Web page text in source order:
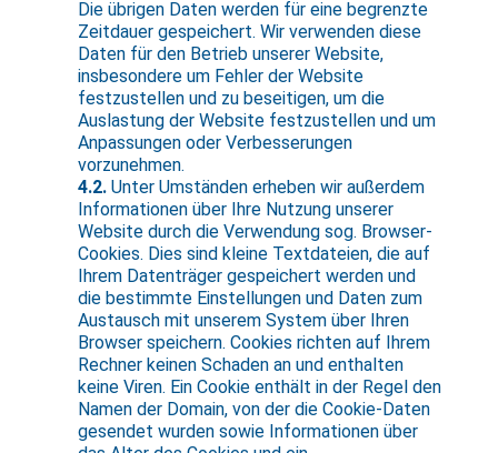
Die übrigen Daten werden für eine begrenzte
Zeitdauer gespeichert. Wir verwenden diese
Daten für den Betrieb unserer Website,
insbesondere um Fehler der Website
festzustellen und zu beseitigen, um die
Auslastung der Website festzustellen und um
Anpassungen oder Verbesserungen
vorzunehmen.
4.2. Unter Umständen erheben wir außerdem
Informationen über Ihre Nutzung unserer
Website durch die Verwendung sog. Browser-
Cookies. Dies sind kleine Textdateien, die auf
Ihrem Datenträger gespeichert werden und
die bestimmte Einstellungen und Daten zum
Austausch mit unserem System über Ihren
Browser speichern. Cookies richten auf Ihrem
Rechner keinen Schaden an und enthalten
keine Viren. Ein Cookie enthält in der Regel den
Namen der Domain, von der die Cookie-Daten
gesendet wurden sowie Informationen über